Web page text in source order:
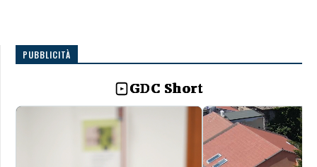
PUBBLICITÀ
GDC Short